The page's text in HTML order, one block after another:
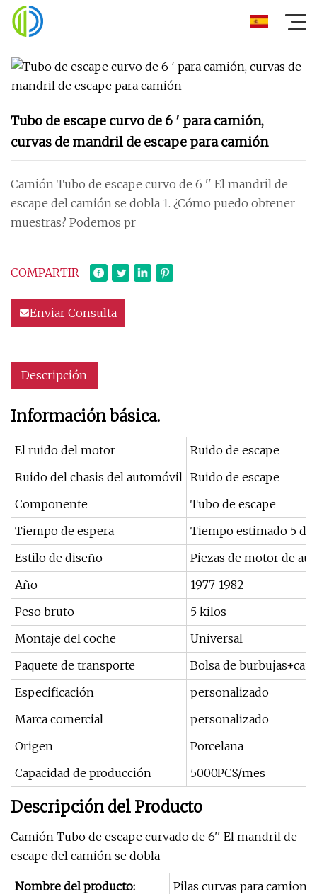
Tubo de escape curvo de 6 ′ para camión,
curvas de mandril de escape para camión
Camión Tubo de escape curvo de 6 '' El mandril de
escape del camión se dobla 1. ¿Cómo puedo obtener
muestras? Podemos pr
COMPARTIR
Enviar Consulta
Descripción
Información básica.
El ruido del motor
Ruido de escape
Ruido del chasis del automóvil Ruido de escape
Componente
Tubo de escape
Tiempo de espera
Tiempo estimado 5
Estilo de diseño
Piezas de motor de
Año
1977-1982
Peso bruto
5 kilos
Montaje del coche
Universal
Paquete de transporte
Bolsa de
Especificación
personalizado
Marca comercial
personalizado
Origen
Porcelana
Capacidad de producción
5000PCS/mes
Descripción del Producto
Camión Tubo de escape curvado de 6'' El mandril de
escape del camión se dobla
Nombre del producto:
Pilas curvas para